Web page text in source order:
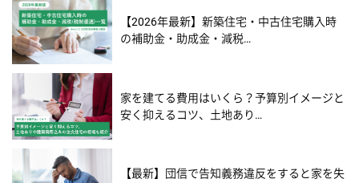
【2026年最新】新築住宅・中古住宅購入時
の補助金・助成金・減税…
家を建てる費用はいくら？予算別イメージと
安く抑えるコツ、土地あり…
【最新】団信で告知義務違反をすると家を失